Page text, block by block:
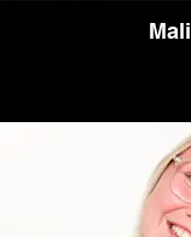
Mali